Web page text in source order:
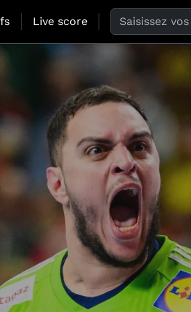
Live score Search the